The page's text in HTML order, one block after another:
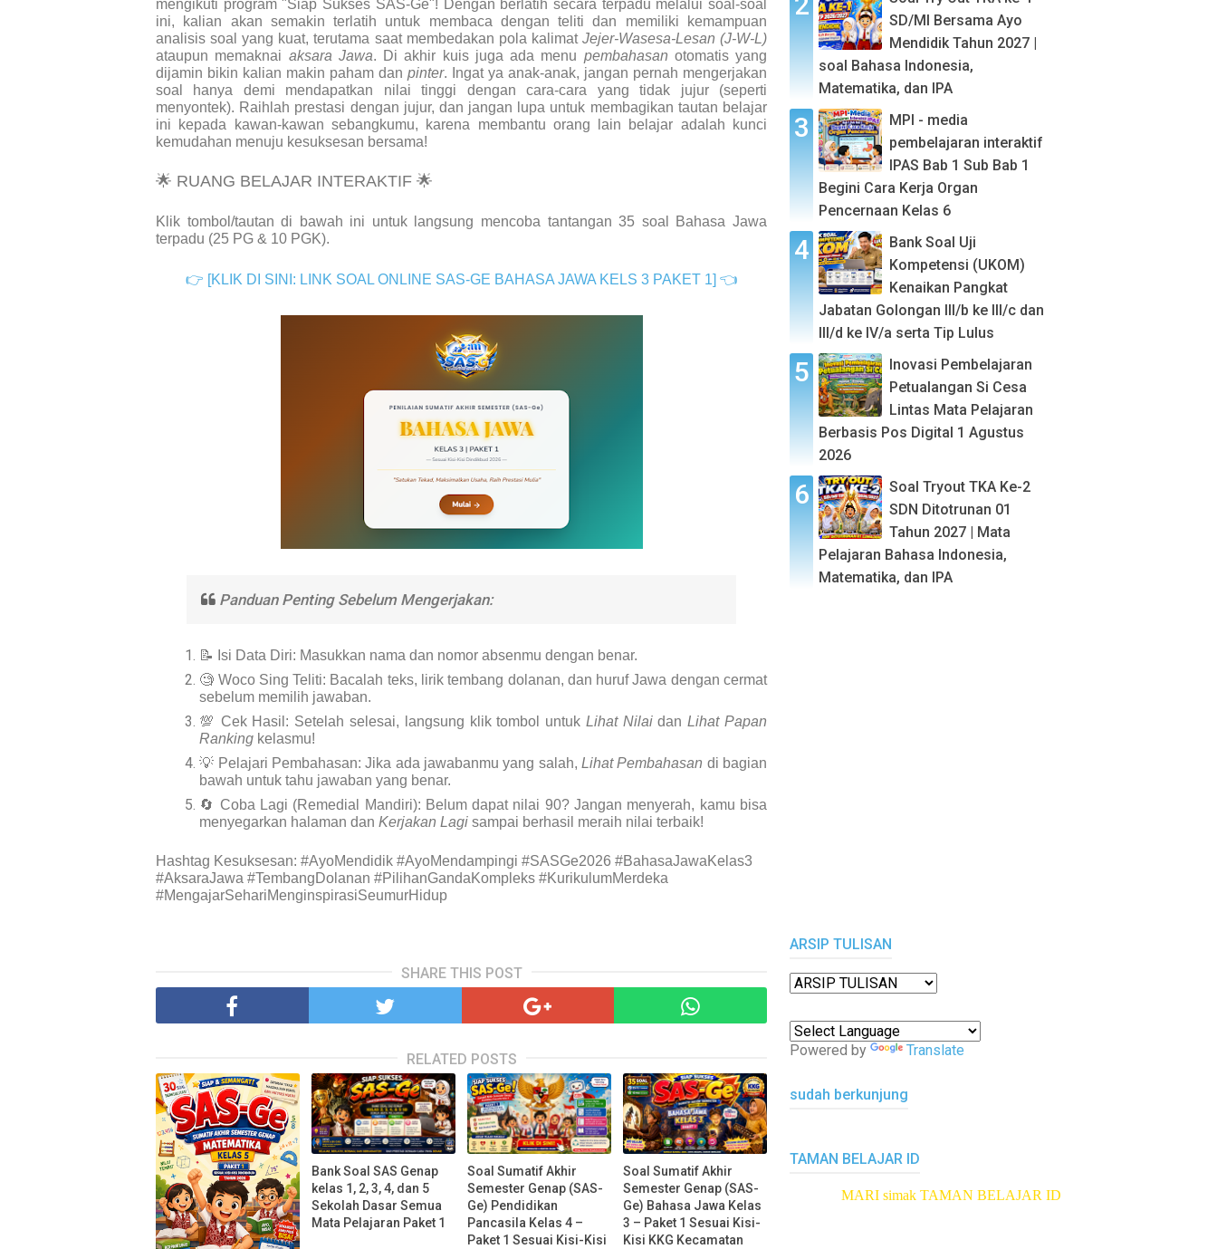
mengikuti program "Siap Sukses SAS-Ge"! Dengan berlatih secara terpadu melalui soal-soal
ini, kalian akan semakin terlatih untuk membaca dengan teliti dan memiliki kemampuan
analisis soal yang kuat, terutama saat membedakan pola kalimat Jejer-Wasesa-Lesan (J-W-L)
ataupun memaknai aksara Jawa. Di akhir kuis juga ada menu pembahasan otomatis yang
dijamin bikin kalian makin paham dan pinter. Ingat ya anak-anak, jangan pernah mengerjakan
soal hanya demi mendapatkan nilai tinggi dengan cara-cara yang tidak jujur (seperti
menyontek). Raihlah prestasi dengan jujur, dan jangan lupa untuk membagikan tautan belajar
ini kepada kawan-kawan sebangkumu, karena membantu orang lain belajar adalah kunci
kemudahan menuju kesuksesan bersama!
🌟 RUANG BELAJAR INTERAKTIF 🌟
Klik tombol/tautan di bawah ini untuk langsung mencoba tantangan 35 soal Bahasa Jawa
terpadu (25 PG & 10 PGK).
👉 [KLIK DI SINI: LINK SOAL ONLINE SAS-GE BAHASA JAWA KELS 3 PAKET 1] 👈
Panduan Penting Sebelum Mengerjakan:
📝 Isi Data Diri: Masukkan nama dan nomor absenmu dengan benar.
🧐 Woco Sing Teliti: Bacalah teks, lirik tembang dolanan, dan huruf Jawa dengan cermat
sebelum memilih jawaban.
💯 Cek Hasil: Setelah selesai, langsung klik tombol untuk Lihat NilaidanLihat Papan
Ranking kelasmu!
💡 Pelajari Pembahasan: Jika ada jawabanmu yang salah,Lihat Pembahasan di bagian
bawah untuk tahu jawaban yang benar.
🔄 Coba Lagi (Remedial Mandiri): Belum dapat nilai 90? Jangan menyerah, kamu bisa
menyegarkan halaman dan Kerjakan Lagi sampai berhasil meraih nilai terbaik!
Hashtag Kesuksesan: #AyoMendidik #AyoMendampingi #SASGe2026 #BahasaJawaKelas3
#AksaraJawa #TembangDolanan #PilihanGandaKompleks #KurikulumMerdeka
#MengajarSehariMenginspirasiSeumurHidup
SHARE THIS POST
RELATED POSTS
Bank Soal SAS Genap
kelas 1, 2, 3, 4, dan 5
Sekolah Dasar Semua
Mata Pelajaran Paket 1
Soal Sumatif Akhir
Semester Genap (SAS-
Ge) Pendidikan
Pancasila Kelas 4 –
Paket 1 Sesuai Kisi-Kisi
Soal Sumatif Akhir
Semester Genap (SAS-
Ge) Bahasa Jawa Kelas
3 – Paket 1 Sesuai Kisi-
Kisi KKG Kecamatan
SD/MI Bersama Ayo
Mendidik Tahun 2027 |
soal Bahasa Indonesia,
Matematika, dan IPA
MPI - media
pembelajaran interaktif
IPAS Bab 1 Sub Bab 1
Begini Cara Kerja Organ
Pencernaan Kelas 6
Bank Soal Uji
Kompetensi (UKOM)
Kenaikan Pangkat
Jabatan Golongan III/b ke III/c dan
III/d ke IV/a serta Tip Lulus
Inovasi Pembelajaran
Petualangan Si Cesa
Lintas Mata Pelajaran
Berbasis Pos Digital 1 Agustus
2026
Soal Tryout TKA Ke-2
SDN Ditotrunan 01
Tahun 2027 | Mata
Pelajaran Bahasa Indonesia,
Matematika, dan IPA
ARSIP TULISAN
Powered by Translate
sudah berkunjung
TAMAN BELAJAR ID
MARI simak TAMAN BELAJAR IDklik di sini